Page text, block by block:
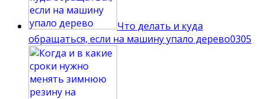
Что делать и куда
обращаться, если на машину упало дерево0305